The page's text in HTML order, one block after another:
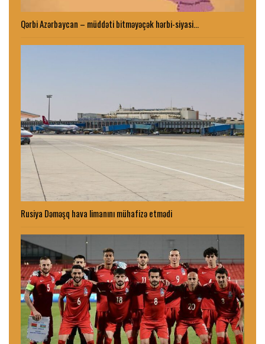
Qərbi Azərbaycan – müddəti bitməyəçək hərbi-siyasi…
Rusiya Dəməşq hava limanını mühafizə etmədi